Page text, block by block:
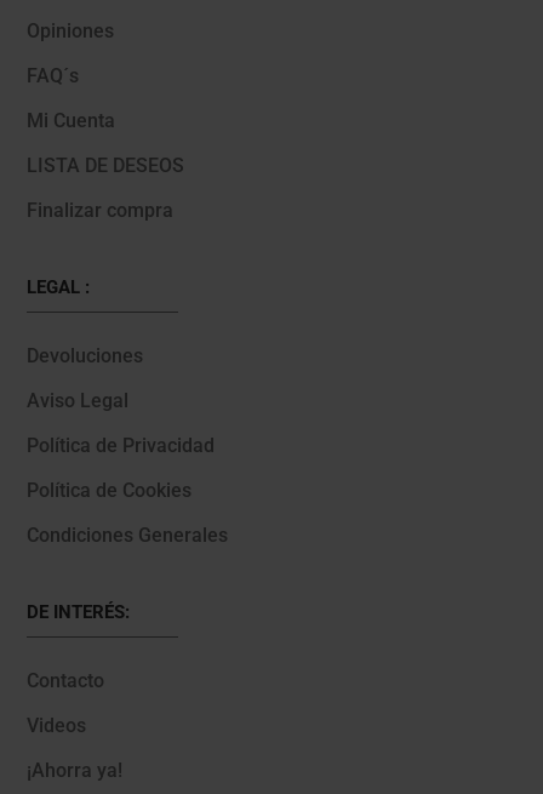
Opiniones
FAQ´s
Mi Cuenta
LISTA DE DESEOS
Finalizar compra
LEGAL :
Devoluciones
Aviso Legal
Política de Privacidad
Política de Cookies
Condiciones Generales
DE INTERÉS:
Contacto
Videos
¡Ahorra ya!